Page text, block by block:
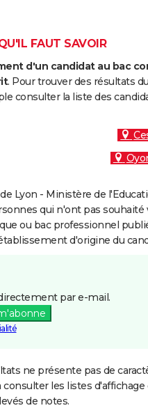
FAUT SAVOIR
d'un candidat au bac
. Pour trouver des résultats
consulter la liste des
Lyon - Ministère de
qui n'ont pas souhaité
ou bac professionnel
d'origine du
par e-mail.
ne présente pas de
les listes d'affichage
de notes.